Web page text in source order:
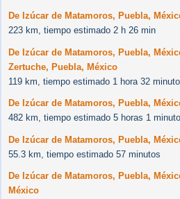
De Izúcar de Matamoros, Puebla,
223 km, tiempo estimado 2 h 26 min
De Izúcar de Matamoros, Puebla,
Zertuche, Puebla, México
119 km, tiempo estimado 1 hora 32
De Izúcar de Matamoros, Puebla,
482 km, tiempo estimado 5 horas 1 minuto
De Izúcar de Matamoros, Puebla,
55.3 km, tiempo estimado 57 minutos
De Izúcar de Matamoros, Puebla,
México